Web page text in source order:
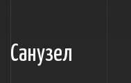
Санузел